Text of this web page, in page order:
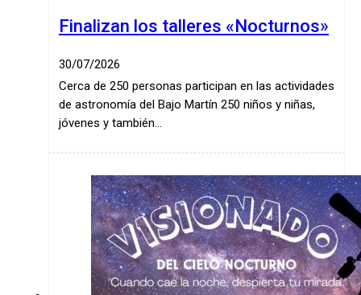
Finalizan los talleres «Nocturnos»
30/07/2026
Cerca de 250 personas participan en las actividades
de astronomía del Bajo Martín 250 niños y niñas,
jóvenes y también…